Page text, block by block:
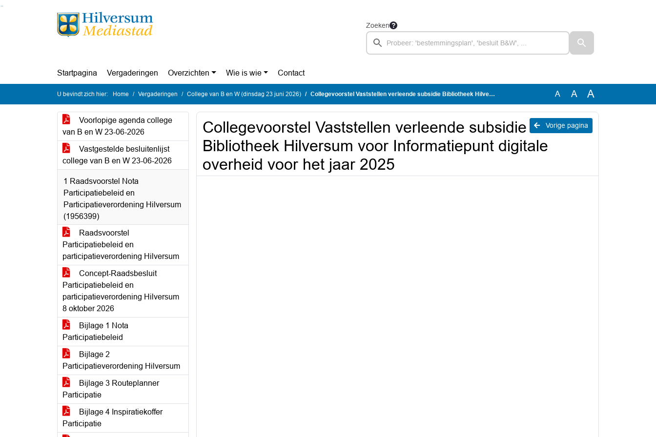
Ga naar de inhoud van deze pagina
Ga naar het zoeken
Ga naar het menu
Zoeken
Startpagina Vergaderingen Overzichten Wie is wie Contact
U bevindt zich hier: Home Vergaderingen College van B en W (dinsdag 23 juni 2026) Collegevoorstel Vaststellen verleende subsidie Bibliotheek Hilversum voor Informatiepunt digitale overheid voor het jaar 2025 A A A
Voorlopige agenda college
van B en W 23-06-2026
Vastgestelde besluitenlijst
college van B en W 23-06-2026
1 Raadsvoorstel Nota
Participatiebeleid en
Participatieverordening Hilversum
(1956399)
Raadsvoorstel
Participatiebeleid en
participatieverordening Hilversum
Concept-Raadsbesluit
Participatiebeleid en
participatieverordening Hilversum
8 oktober 2026
Bijlage 1 Nota
Participatiebeleid
Bijlage 2
Participatieverordening Hilversum
Bijlage 3 Routeplanner
Participatie
Bijlage 4 Inspiratiekoffer
Participatie
Vorige pagina
Collegevoorstel Vaststellen verleende subsidie
Bibliotheek Hilversum voor Informatiepunt digitale
overheid voor het jaar 2025